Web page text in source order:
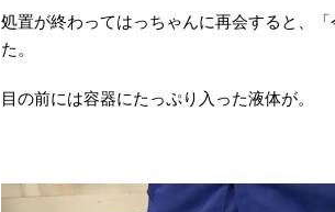
処置が終わってはっちゃんに再会すると、
た。
目の前には容器にたっぷり入った液体が。